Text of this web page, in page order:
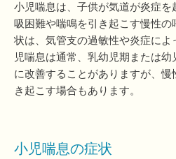
小児喘息は、子供が気道が炎症
吸困難や喘鳴を引き起こす慢性
状は、気管支の過敏性や炎症に
児喘息は通常、乳幼児期または
に改善することがありますが、慢
き起こす場合もあります。
小児喘息の症状